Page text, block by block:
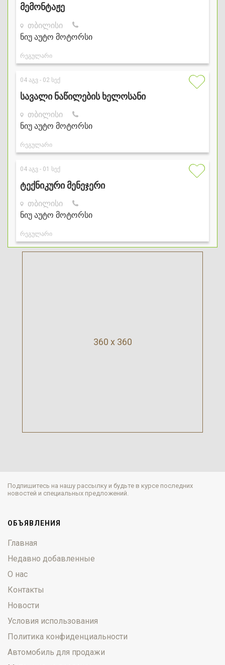
360 x 360
Подпишитесь на нашу рассылку и будьте в курсе последних
новостей и специальных предложений.
ОБЪЯВЛЕНИЯ
Главная
Недавно добавленные
О нас
Контакты
Новости
Условия использования
Политика конфиденциальности
Автомобиль для продажи